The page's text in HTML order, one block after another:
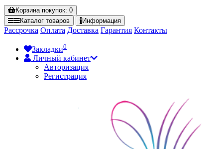
Корзинапокупок: 0
Каталог товаров Информация
Рассрочка Оплата Доставка Гарантия Контакты
Закладки0
Личный кабинет
Авторизация
Регистрация